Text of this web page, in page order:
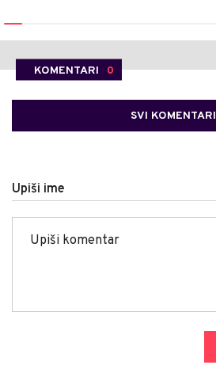
KOMENTARI 0
SVI KOMENTARI
Upiši ime